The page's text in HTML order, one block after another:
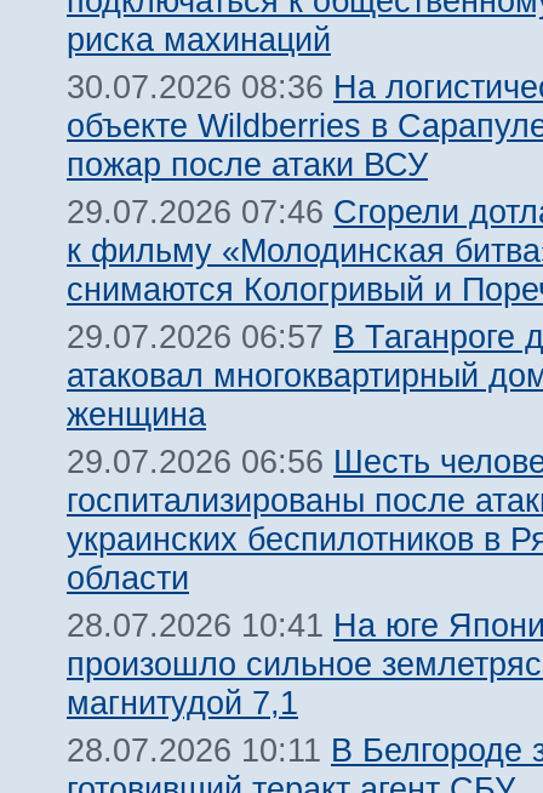
риска махинаций
30.07.2026 08:36 На
объекте Wildberries в
пожар после атаки ВСУ
29.07.2026 07:46 Сгорели
к фильму «Молодинская
снимаются Кологривый и
29.07.2026 06:57 В Таганроге
атаковал многоквартирный
женщина
29.07.2026 06:56 Шесть
госпитализированы после
украинских беспилотников в
области
28.07.2026 10:41 На юге
произошло сильное
магнитудой 7,1
28.07.2026 10:11 В Белгороде